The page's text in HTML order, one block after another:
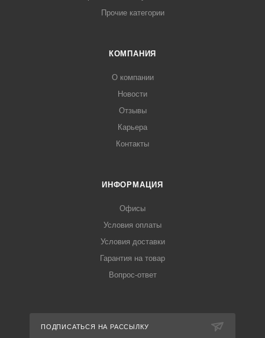
Прочие категории
КОМПАНИЯ
О компании
Новости
Отзывы
Карьера
Контакты
ИНФОРМАЦИЯ
Офисы
Условия оплаты
Условия доставки
Гарантия на товар
Вопрос-ответ
ПОДПИСАТЬСЯ НА РАССЫЛКУ